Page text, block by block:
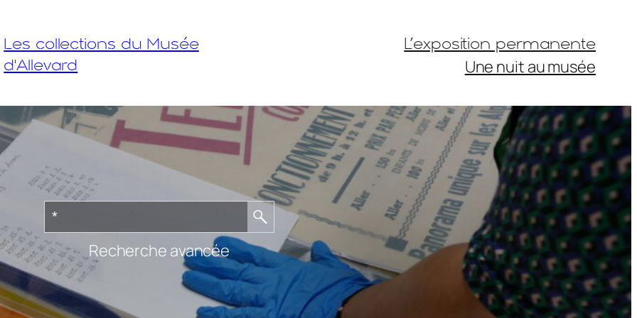
Les collections du Musée
d'Allevard
L’exposition permanente
Une nuit au musée
Recherche avancée